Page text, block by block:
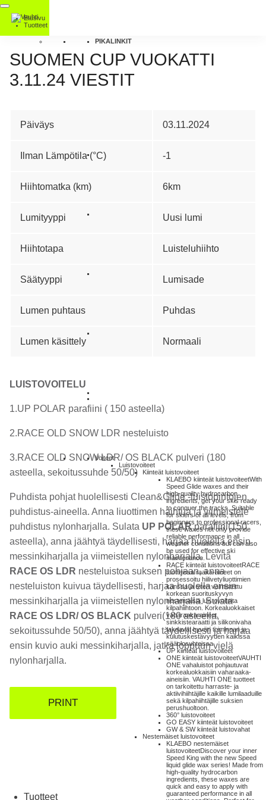
Etusivu
Tuotteet
PIKALINKIT
Voiteet
Luistovoiteet
Kiinteät luistovoiteet
KLAEBO kiinteät luistovoiteetWith
Speed Glide waxes and their
high-quality hydrocarbon
ingredients, get your skis ready
to conquer the tracks. Suitable
for skiers of all levels, from
beginners to professional racers,
these waxes not only provide
reliable performance in all
weather conditions but can also
be used for effective ski
maintenance.
RACE kiinteät luistovoiteetRACE
tuotteissa raaka-aineet on
prosessoitu hiilivetyliuottimien
kanssa ja siten valmistettu
korkean suorituskyvyn
nestemäisiä luistovoiteita
kilpahiihtoon. Korkealuokkaiset
vaharaaka-aineet,
sinkkistearaatti ja silikonivaha
takaavat hyvän toiminnan ja
kulutuskestävyyden kaikissa
sääolosuhteissa
UP kiinteät luistovoiteet
ONE kiinteät luistovoiteetVAUHTI
ONE vahaluistot pohjautuvat
korkealuokkaisiin vaharaaka-
aineisiin. VAUHTI ONE tuotteet
on tarkoitettu harraste- ja
aktiivihiihtäjille kaikille lumilaaduille
sekä kilpahiihtäjille suksien
perushuoltoon.
360° luistovoiteet
GO EASY kiinteät luistovoiteet
GW & SW kiinteät luistovahat
Nestemäiset luistovoiteet
KLAEBO nestemäiset
luistovoiteetDiscover your inner
Speed King with the new Speed
liquid glide wax series! Made from
high-quality hydrocarbon
ingredients, these waxes are
quick and easy to apply with
guaranteed performance in all
SUOMEN CUP VUOKATTI
3.11.24 VIESTIT
Päiväys 03.11.2024
Ilman Lämpötila (°C) -1
Hiihtomatka (km) 6km
Lumityyppi Uusi lumi
Hiihtotapa Luisteluhiihto
Säätyyppi Lumisade
Lumen puhtaus Puhdas
Lumen käsittely Normaali
LUISTOVOITELU
1.UP POLAR parafiini ( 150 asteella)
2.RACE OLD SNOW LDR nesteluisto
3.RACE OLD SNOW LDR/ OS BLACK pulveri (180
asteella, sekoitussuhde 50/50)
Puhdista pohjat huolellisesti Clean&Glide -luistopintojen
puhdistus-aineella. Anna liuottimen haihtua ja viimeistele
puhdistus nylonharjalla. Sulata UP POLARparafiini(150
asteella), anna jäähtyä täydellisesti, harjaa huolella ensin
messinkiharjalla ja viimeistellen nylonharjalla. Levitä
RACE OS LDR nesteluistoa suksen pohjaan, anna
nesteluiston kuivua täydellisesti, harjaa huolella ensin
messinkiharjalla ja viimeistellen nylonharjalla. Sulata
RACE OS LDR/ OS BLACK pulveri(180 asteella,
sekoitussuhde 50/50), anna jäähtyä täydellisesti ja harjaa
ensin kuvio auki messinkiharjalla, jatka loppuun vielä
nylonharjalla.
PRINT
Tuotteet